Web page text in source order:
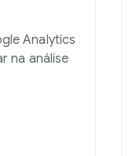
Analytics
na análise